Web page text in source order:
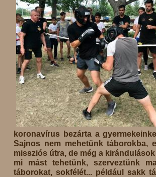
koronavírus bezárta a
Sajnos nem mehetünk táborokba,
missziós útra, de még a
mi mást tehetünk, szerveztünk
táborokat, sokfélét... például sakk